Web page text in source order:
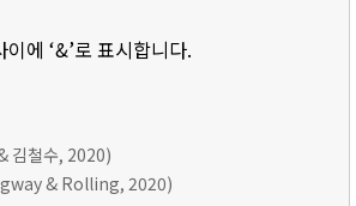
에 ‘&’로 표시합니다.
김철수, 2020)
& Rolling, 2020)